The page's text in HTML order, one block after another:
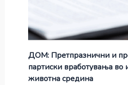
ДОМ: Претпразнични и
партиски вработувања во
животна средина